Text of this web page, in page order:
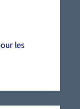
les